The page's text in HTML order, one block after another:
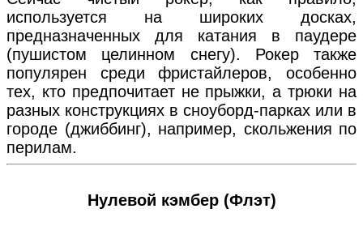
используется на широких досках,
предназначенных для катания в паудере
(пушистом целинном снегу). Рокер также
популярен среди фристайлеров, особенно
тех, кто предпочитает не прыжки, а трюки на
разных конструкциях в сноуборд-парках или в
городе (джиббинг), например, скольжения по
перилам.
Нулевой кэмбер (Флэт)